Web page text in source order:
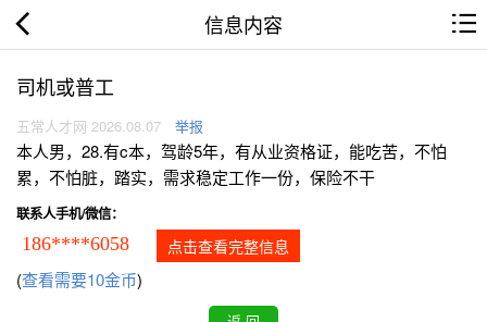
信息内容
司机或普工
五常人才网 2026.08.07 举报
本人男，28.有c本，驾龄5年，有从业资格证，能吃苦，不怕
累，不怕脏，踏实，需求稳定工作一份，保险不干
联系人手机/微信：
186****6058 点击查看完整信息
(查看需要10金币)